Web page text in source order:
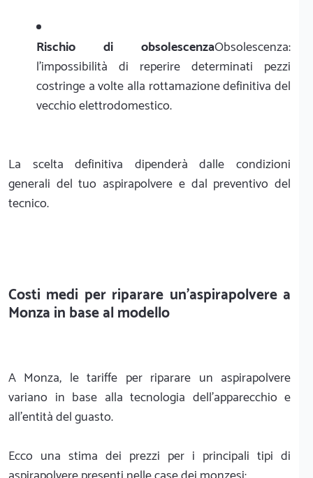
Rischio di obsolescenzaObsolescenza:
l'impossibilità di reperire determinati pezzi
costringe a volte alla rottamazione definitiva del
vecchio elettrodomestico.
La scelta definitiva dipenderà dalle condizioni
generali del tuo aspirapolvere e dal preventivo del
tecnico.
Costi medi per riparare un'aspirapolvere a
Monza in base al modello
A Monza, le tariffe per riparare un aspirapolvere
variano in base alla tecnologia dell'apparecchio e
all'entità del guasto.
Ecco una stima dei prezzi per i principali tipi di